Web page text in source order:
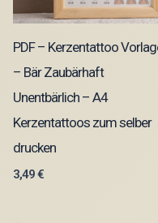
PDF – Kerzentattoo
– Bär Zaubärhaft
Unentbärlich – A4
Kerzentattoos zum selber
drucken
3,49€